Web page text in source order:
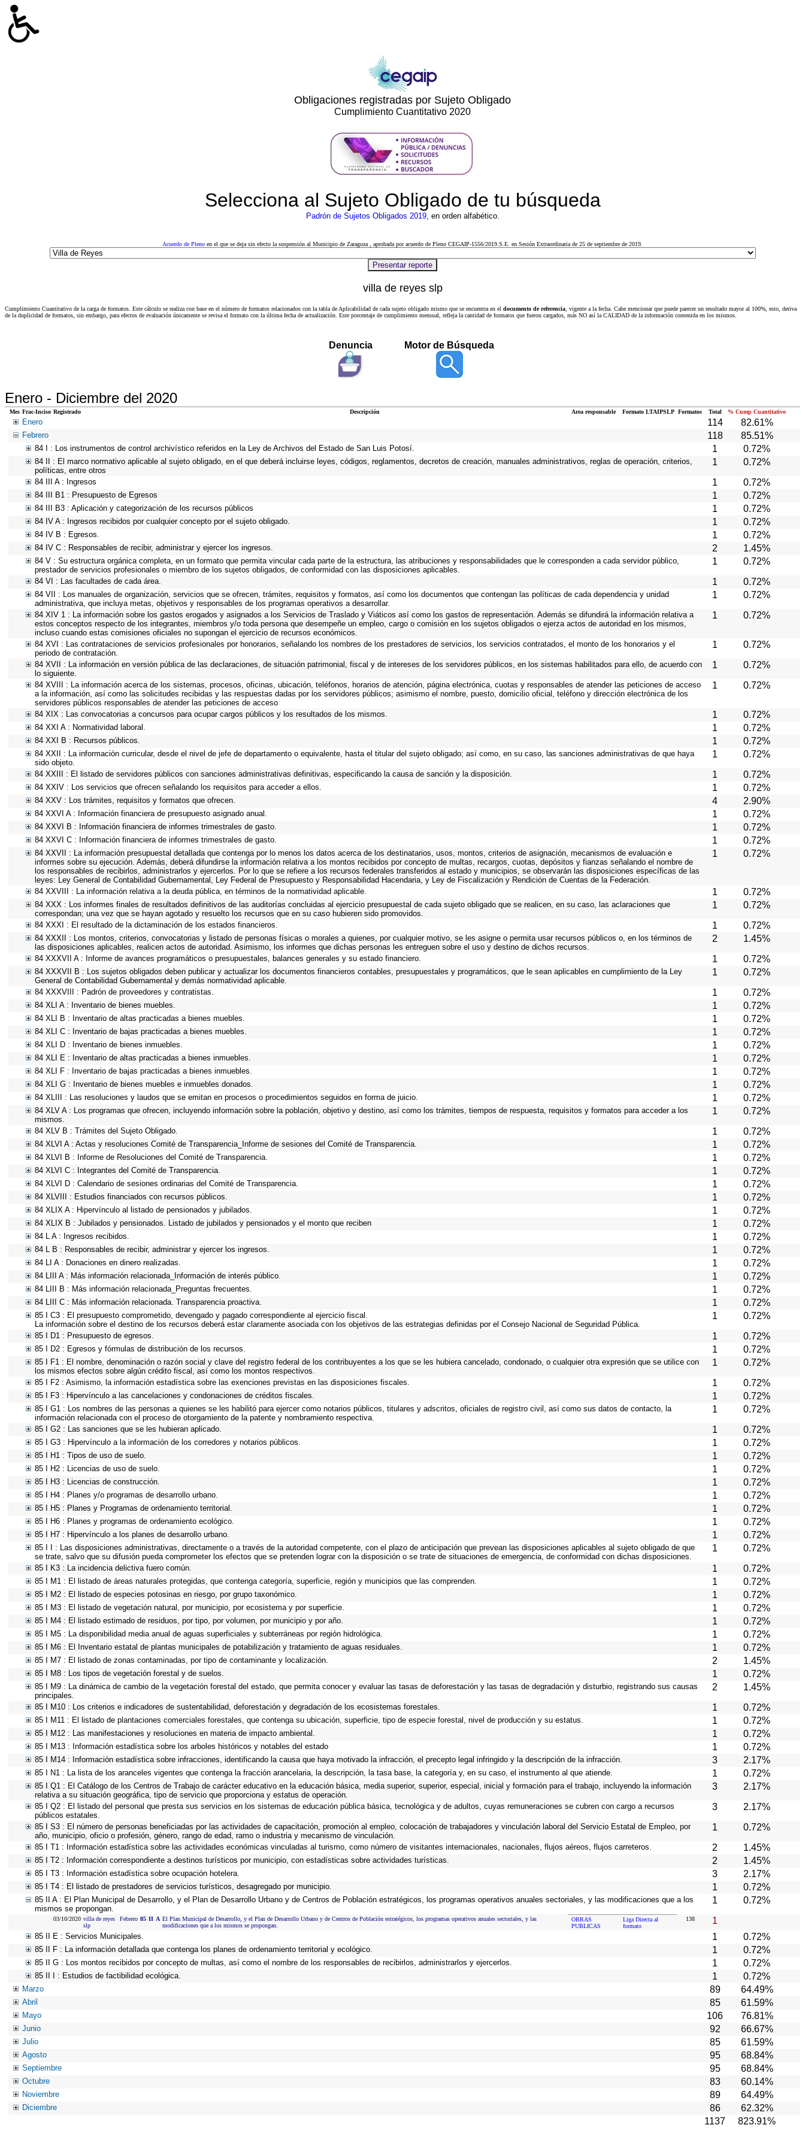
Obligaciones registradas por Sujeto Obligado
Cumplimiento Cuantitativo 2020
Selecciona al Sujeto Obligado de tu búsqueda
Padrón de Sujetos Obligados 2019, en orden alfabético.
Acuerdo de Pleno en el que se deja sin efecto la suspensión al Municipio de Zaragoza , aprobada por acuerdo de Pleno CEGAIP-1556/2019.S.E. en Sesión Extraordinaria de 25 de septiembre de 2019.
villa de reyes slp
Cumplimiento Cuantitativo de la carga de formatos. Este cálculo se realiza con base en el número de formatos relacionados con la tabla de Aplicabilidad de cada sujeto obligado mismo que se encuentra en el documento de referencia , vigente a la fecha. Cabe mencionar que puede parecer un resultado mayor al 100%, esto, deriva
de la duplicidad de formatos, sin embargo, para efectos de evaluación únicamente se revisa el formato con la última fecha de actualización. Este porcentaje de cumplimiento mensual, refleja la cantidad de formatos que fueron cargados, más NO así la CALIDAD de la información contenida en los mismos.
Denuncia Motor de Búsqueda
Enero - Diciembre del 2020
Mes Frac-Inciso Registrado Descripción Area responsable Formato LTAIPSLP Formatos Total % Cump Cuantitativo
Enero 114 82.61%
Febrero 118 85.51%
84 I : Los instrumentos de control archivístico referidos en la Ley de Archivos del Estado de San Luis Potosí. 1 0.72%
84 II : El marco normativo aplicable al sujeto obligado, en el que deberá incluirse leyes, códigos, reglamentos, decretos de creación, manuales administrativos, reglas de operación, criterios,
políticas, entre otros
1 0.72%
84 III A : Ingresos 1 0.72%
84 III B1 : Presupuesto de Egresos 1 0.72%
84 III B3 : Aplicación y categorización de los recursos públicos 1 0.72%
84 IV A : Ingresos recibidos por cualquier concepto por el sujeto obligado. 1 0.72%
84 IV B : Egresos. 1 0.72%
84 IV C : Responsables de recibir, administrar y ejercer los ingresos. 2 1.45%
84 V : Su estructura orgánica completa, en un formato que permita vincular cada parte de la estructura, las atribuciones y responsabilidades que le corresponden a cada servidor público,
prestador de servicios profesionales o miembro de los sujetos obligados, de conformidad con las disposiciones aplicables.
1 0.72%
84 VI : Las facultades de cada área. 1 0.72%
84 VII : Los manuales de organización, servicios que se ofrecen, trámites, requisitos y formatos, así como los documentos que contengan las políticas de cada dependencia y unidad
administrativa, que incluya metas, objetivos y responsables de los programas operativos a desarrollar.
1 0.72%
84 XIV 1 : La información sobre los gastos erogados y asignados a los Servicios de Traslado y Viáticos así como los gastos de representación. Además se difundirá la información relativa a
estos conceptos respecto de los integrantes, miembros y/o toda persona que desempeñe un empleo, cargo o comisión en los sujetos obligados o ejerza actos de autoridad en los mismos,
incluso cuando estas comisiones oficiales no supongan el ejercicio de recursos económicos.
1 0.72%
84 XVI : Las contrataciones de servicios profesionales por honorarios, señalando los nombres de los prestadores de servicios, los servicios contratados, el monto de los honorarios y el
periodo de contratación.
1 0.72%
84 XVII : La información en versión pública de las declaraciones, de situación patrimonial, fiscal y de intereses de los servidores públicos, en los sistemas habilitados para ello, de acuerdo con
lo siguiente.
1 0.72%
84 XVIII : La información acerca de los sistemas, procesos, oficinas, ubicación, teléfonos, horarios de atención, página electrónica, cuotas y responsables de atender las peticiones de acceso
a la información, así como las solicitudes recibidas y las respuestas dadas por los servidores públicos; asimismo el nombre, puesto, domicilio oficial, teléfono y dirección electrónica de los
servidores públicos responsables de atender las peticiones de acceso
1 0.72%
84 XIX : Las convocatorias a concursos para ocupar cargos públicos y los resultados de los mismos. 1 0.72%
84 XXI A : Normatividad laboral. 1 0.72%
84 XXI B : Recursos públicos. 1 0.72%
84 XXII : La información curricular, desde el nivel de jefe de departamento o equivalente, hasta el titular del sujeto obligado; así como, en su caso, las sanciones administrativas de que haya
sido objeto.
1 0.72%
84 XXIII : El listado de servidores públicos con sanciones administrativas definitivas, especificando la causa de sanción y la disposición. 1 0.72%
84 XXIV : Los servicios que ofrecen señalando los requisitos para acceder a ellos. 1 0.72%
84 XXV : Los trámites, requisitos y formatos que ofrecen. 4 2.90%
84 XXVI A : Información financiera de presupuesto asignado anual. 1 0.72%
84 XXVI B : Información financiera de informes trimestrales de gasto. 1 0.72%
84 XXVI C : Información financiera de informes trimestrales de gasto. 1 0.72%
84 XXVII : La información presupuestal detallada que contenga por lo menos los datos acerca de los destinatarios, usos, montos, criterios de asignación, mecanismos de evaluación e
informes sobre su ejecución. Además, deberá difundirse la información relativa a los montos recibidos por concepto de multas, recargos, cuotas, depósitos y fianzas señalando el nombre de
los responsables de recibirlos, administrarlos y ejercerlos. Por lo que se refiere a los recursos federales transferidos al estado y municipios, se observarán las disposiciones específicas de las
leyes: Ley General de Contabilidad Gubernamental, Ley Federal de Presupuesto y Responsabilidad Hacendaria, y Ley de Fiscalización y Rendición de Cuentas de la Federación.
1 0.72%
84 XXVIII : La información relativa a la deuda pública, en términos de la normatividad aplicable. 1 0.72%
84 XXX : Los informes finales de resultados definitivos de las auditorías concluidas al ejercicio presupuestal de cada sujeto obligado que se realicen, en su caso, las aclaraciones que
correspondan; una vez que se hayan agotado y resuelto los recursos que en su caso hubieren sido promovidos.
1 0.72%
84 XXXI : El resultado de la dictaminación de los estados financieros. 1 0.72%
84 XXXII : Los montos, criterios, convocatorias y listado de personas físicas o morales a quienes, por cualquier motivo, se les asigne o permita usar recursos públicos o, en los términos de
las disposiciones aplicables, realicen actos de autoridad. Asimismo, los informes que dichas personas les entreguen sobre el uso y destino de dichos recursos.
2 1.45%
84 XXXVII A : Informe de avances programáticos o presupuestales, balances generales y su estado financiero. 1 0.72%
84 XXXVII B : Los sujetos obligados deben publicar y actualizar los documentos financieros contables, presupuestales y programáticos, que le sean aplicables en cumplimiento de la Ley
General de Contabilidad Gubernamental y demás normatividad aplicable.
1 0.72%
84 XXXVIII : Padrón de proveedores y contratistas. 1 0.72%
84 XLI A : Inventario de bienes muebles. 1 0.72%
84 XLI B : Inventario de altas practicadas a bienes muebles. 1 0.72%
84 XLI C : Inventario de bajas practicadas a bienes muebles. 1 0.72%
84 XLI D : Inventario de bienes inmuebles. 1 0.72%
84 XLI E : Inventario de altas practicadas a bienes inmuebles. 1 0.72%
84 XLI F : Inventario de bajas practicadas a bienes inmuebles. 1 0.72%
84 XLI G : Inventario de bienes muebles e inmuebles donados. 1 0.72%
84 XLIII : Las resoluciones y laudos que se emitan en procesos o procedimientos seguidos en forma de juicio. 1 0.72%
84 XLV A : Los programas que ofrecen, incluyendo información sobre la población, objetivo y destino, así como los trámites, tiempos de respuesta, requisitos y formatos para acceder a los
mismos.
1 0.72%
84 XLV B : Trámites del Sujeto Obligado. 1 0.72%
84 XLVI A : Actas y resoluciones Comité de Transparencia_Informe de sesiones del Comité de Transparencia. 1 0.72%
84 XLVI B : Informe de Resoluciones del Comité de Transparencia. 1 0.72%
84 XLVI C : Integrantes del Comité de Transparencia. 1 0.72%
84 XLVI D : Calendario de sesiones ordinarias del Comité de Transparencia. 1 0.72%
84 XLVIII : Estudios financiados con recursos públicos. 1 0.72%
84 XLIX A : Hipervínculo al listado de pensionados y jubilados. 1 0.72%
84 XLIX B : Jubilados y pensionados. Listado de jubilados y pensionados y el monto que reciben 1 0.72%
84 L A : Ingresos recibidos. 1 0.72%
84 L B : Responsables de recibir, administrar y ejercer los ingresos. 1 0.72%
84 LI A : Donaciones en dinero realizadas. 1 0.72%
84 LIII A : Más información relacionada_Información de interés público. 1 0.72%
84 LIII B : Más información relacionada_Preguntas frecuentes. 1 0.72%
84 LIII C : Más información relacionada. Transparencia proactiva. 1 0.72%
85 I C3 : El presupuesto comprometido, devengado y pagado correspondiente al ejercicio fiscal.
La información sobre el destino de los recursos deberá estar claramente asociada con los objetivos de las estrategias definidas por el Consejo Nacional de Seguridad Pública.
1 0.72%
85 I D1 : Presupuesto de egresos. 1 0.72%
85 I D2 : Egresos y fórmulas de distribución de los recursos. 1 0.72%
85 I F1 : El nombre, denominación o razón social y clave del registro federal de los contribuyentes a los que se les hubiera cancelado, condonado, o cualquier otra expresión que se utilice con
los mismos efectos sobre algún crédito fiscal, así como los montos respectivos.
1 0.72%
85 I F2 : Asimismo, la información estadística sobre las exenciones previstas en las disposiciones fiscales. 1 0.72%
85 I F3 : Hipervínculo a las cancelaciones y condonaciones de créditos fiscales. 1 0.72%
85 I G1 : Los nombres de las personas a quienes se les habilitó para ejercer como notarios públicos, titulares y adscritos, oficiales de registro civil, así como sus datos de contacto, la
información relacionada con el proceso de otorgamiento de la patente y nombramiento respectiva.
1 0.72%
85 I G2 : Las sanciones que se les hubieran aplicado. 1 0.72%
85 I G3 : Hipervínculo a la información de los corredores y notarios públicos. 1 0.72%
85 I H1 : Tipos de uso de suelo. 1 0.72%
85 I H2 : Licencias de uso de suelo. 1 0.72%
85 I H3 : Licencias de construcción. 1 0.72%
85 I H4 : Planes y/o programas de desarrollo urbano. 1 0.72%
85 I H5 : Planes y Programas de ordenamiento territorial. 1 0.72%
85 I H6 : Planes y programas de ordenamiento ecológico. 1 0.72%
85 I H7 : Hipervínculo a los planes de desarrollo urbano. 1 0.72%
85 I I : Las disposiciones administrativas, directamente o a través de la autoridad competente, con el plazo de anticipación que prevean las disposiciones aplicables al sujeto obligado de que
se trate, salvo que su difusión pueda comprometer los efectos que se pretenden lograr con la disposición o se trate de situaciones de emergencia, de conformidad con dichas disposiciones.
1 0.72%
85 I K3 : La incidencia delictiva fuero común. 1 0.72%
85 I M1 : El listado de áreas naturales protegidas, que contenga categoría, superficie, región y municipios que las comprenden. 1 0.72%
85 I M2 : El listado de especies potosinas en riesgo, por grupo taxonómico. 1 0.72%
85 I M3 : El listado de vegetación natural, por municipio, por ecosistema y por superficie. 1 0.72%
85 I M4 : El listado estimado de residuos, por tipo, por volumen, por municipio y por año. 1 0.72%
85 I M5 : La disponibilidad media anual de aguas superficiales y subterráneas por región hidrológica. 1 0.72%
85 I M6 : El Inventario estatal de plantas municipales de potabilización y tratamiento de aguas residuales. 1 0.72%
85 I M7 : El listado de zonas contaminadas, por tipo de contaminante y localización. 2 1.45%
85 I M8 : Los tipos de vegetación forestal y de suelos. 1 0.72%
85 I M9 : La dinámica de cambio de la vegetación forestal del estado, que permita conocer y evaluar las tasas de deforestación y las tasas de degradación y disturbio, registrando sus causas
principales.
2 1.45%
85 I M10 : Los criterios e indicadores de sustentabilidad, deforestación y degradación de los ecosistemas forestales. 1 0.72%
85 I M11 : El listado de plantaciones comerciales forestales, que contenga su ubicación, superficie, tipo de especie forestal, nivel de producción y su estatus. 1 0.72%
85 I M12 : Las manifestaciones y resoluciones en materia de impacto ambiental. 1 0.72%
85 I M13 : Información estadística sobre los arboles históricos y notables del estado 1 0.72%
85 I M14 : Información estadística sobre infracciones, identificando la causa que haya motivado la infracción, el precepto legal infringido y la descripción de la infracción. 3 2.17%
85 I N1 : La lista de los aranceles vigentes que contenga la fracción arancelaria, la descripción, la tasa base, la categoría y, en su caso, el instrumento al que atiende. 1 0.72%
85 I Q1 : El Catálogo de los Centros de Trabajo de carácter educativo en la educación básica, media superior, superior, especial, inicial y formación para el trabajo, incluyendo la información
relativa a su situación geográfica, tipo de servicio que proporciona y estatus de operación.
3 2.17%
85 I Q2 : El listado del personal que presta sus servicios en los sistemas de educación pública básica, tecnológica y de adultos, cuyas remuneraciones se cubren con cargo a recursos
públicos estatales.
3 2.17%
85 I S3 : El número de personas beneficiadas por las actividades de capacitación, promoción al empleo, colocación de trabajadores y vinculación laboral del Servicio Estatal de Empleo, por
año, municipio, oficio o profesión, género, rango de edad, ramo o industria y mecanismo de vinculación.
1 0.72%
85 I T1 : Información estadística sobre las actividades económicas vinculadas al turismo, como número de visitantes internacionales, nacionales, flujos aéreos, flujos carreteros. 2 1.45%
85 I T2 : Información correspondiente a destinos turísticos por municipio, con estadísticas sobre actividades turísticas. 2 1.45%
85 I T3 : Información estadística sobre ocupación hotelera. 3 2.17%
85 I T4 : El listado de prestadores de servicios turísticos, desagregado por municipio. 1 0.72%
85 II A : El Plan Municipal de Desarrollo, y el Plan de Desarrollo Urbano y de Centros de Población estratégicos, los programas operativos anuales sectoriales, y las modificaciones que a los
mismos se propongan.
1 0.72%
03/10/2020 villa de reyes
slp
Febrero 85 II A El Plan Municipal de Desarrollo, y el Plan de Desarrollo Urbano y de Centros de Población estratégicos, los programas operativos anuales sectoriales, y las
modificaciones que a los mismos se propongan.
OBRAS
PUBLICAS
Liga Directa al
formato
138 1
85 II E : Servicios Municipales. 1 0.72%
85 II F : La información detallada que contenga los planes de ordenamiento territorial y ecológico. 1 0.72%
85 II G : Los montos recibidos por concepto de multas, así como el nombre de los responsables de recibirlos, administrarlos y ejercerlos. 1 0.72%
85 II I : Estudios de factibilidad ecológica. 1 0.72%
Marzo 89 64.49%
Abril 85 61.59%
Mayo 106 76.81%
Junio 92 66.67%
Julio 85 61.59%
Agosto 95 68.84%
Septiembre 95 68.84%
Octubre 83 60.14%
Noviembre 89 64.49%
Diciembre 86
62.32%
1137
823.91%